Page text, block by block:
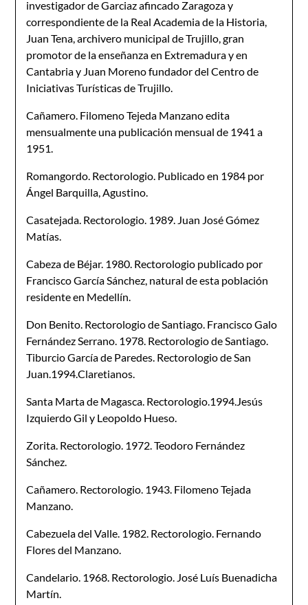
investigador de Garciaz afincado Zaragoza y
correspondiente de la Real Academia de la Historia,
Juan Tena, archivero municipal de Trujillo, gran
promotor de la enseñanza en Extremadura y en
Cantabria y Juan Moreno fundador del Centro de
Iniciativas Turísticas de Trujillo.
Cañamero. Filomeno Tejeda Manzano edita
mensualmente una publicación mensual de 1941 a
1951.
Romangordo. Rectorologio. Publicado en 1984 por
Ángel Barquilla, Agustino.
Casatejada. Rectorologio. 1989. Juan José Gómez
Matías.
Cabeza de Béjar. 1980. Rectorologio publicado por
Francisco García Sánchez, natural de esta población
residente en Medellín.
Don Benito. Rectorologio de Santiago. Francisco Galo
Fernández Serrano. 1978. Rectorologio de Santiago.
Tiburcio García de Paredes. Rectorologio de San
Juan.1994.Claretianos.
Santa Marta de Magasca. Rectorologio.1994.Jesús
Izquierdo Gil y Leopoldo Hueso.
Zorita. Rectorologio. 1972. Teodoro Fernández
Sánchez.
Cañamero. Rectorologio. 1943. Filomeno Tejada
Manzano.
Cabezuela del Valle. 1982. Rectorologio. Fernando
Flores del Manzano.
Candelario. 1968. Rectorologio. José Luís Buenadicha
Martín.